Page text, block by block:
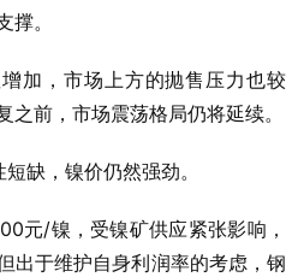
。
加，市场上方的抛售压力也较
前，市场震荡格局仍将延续。
缺，镍价仍然强劲。
元/镍，受镍矿供应紧张影响，
出于维护自身利润率的考虑，钢